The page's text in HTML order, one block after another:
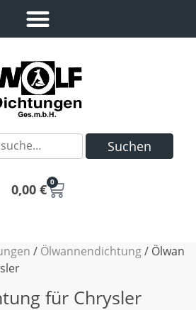
Suchen
0,00 € 0
/ Ölwannendichtung/ Ölwan
für Chrysler